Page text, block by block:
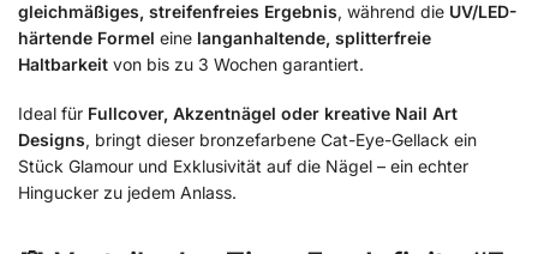
gleichmäßiges, streifenfreies Ergebnis, während die UV/LED-
härtende Formel eine langanhaltende, splitterfreie
Haltbarkeit von bis zu 3 Wochen garantiert.
Ideal für Fullcover, Akzentnägel oder kreative Nail Art
Designs, bringt dieser bronzefarbene Cat-Eye-Gellack ein
Stück Glamour und Exklusivität auf die Nägel – ein echter
Hingucker zu jedem Anlass.